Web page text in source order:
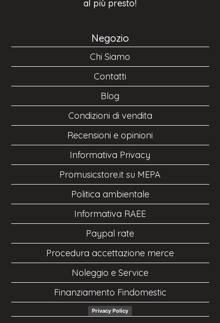
al più presto!
Negozio
Chi Siamo
Contatti
Blog
Condizioni di vendita
Recensioni e opinioni
Informativa Privacy
Promusicstore.it su MEPA
Politica ambientale
Informativa RAEE
Paypal rate
Procedura accettazione merce
Noleggio e Service
Finanziamento Findomestic
Privacy Policy